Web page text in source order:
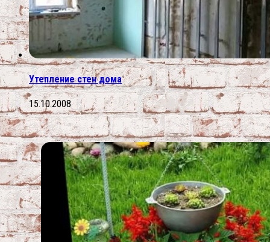
Утепление стен дома
15.10.2008